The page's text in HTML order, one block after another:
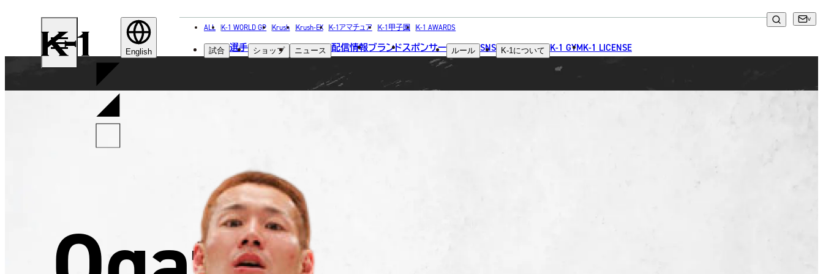
K-
1 English
ALL K-1 WORLD GP Krush Krush-EX K-1アマチュア K-1甲子園 K-1 AWARDS
試合 選手 ショップ ニュース 配信情報ブランドスポンサー ルール SNS K-1 について K-1 GYMK-1 LICENSE
FIGHTER